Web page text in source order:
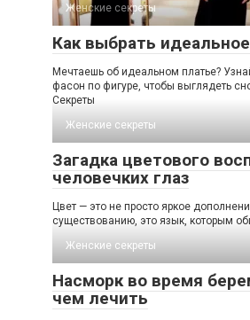
Женские секреты
Как выбрать
Мечтаешь об идеальном платье?
фасон по фигуре, чтобы выглядеть
Секреты
Женские секреты
Загадка цветового
человечких глаз
Цвет — это не просто яркое
существованию, это язык, которым
Женские секреты
Насморк во время
чем лечить